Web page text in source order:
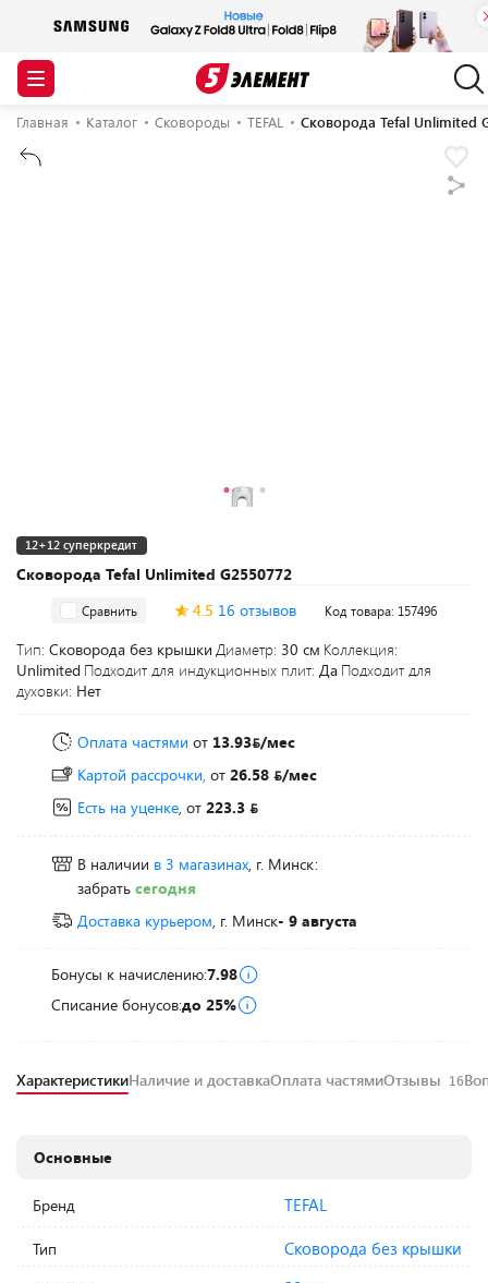
Главная Каталог Сковороды TEFAL Сковорода Tefal Unlimited
Сковорода Tefal Unlimited G2550772
12+12 суперкредит
Сравнить 4.5 16 отзывов Код товара: 157496
Тип: Сковорода без крышки Диаметр: 30 см Коллекция:
Unlimited Подходит для индукционных плит: Да Подходит для
духовки: Нет
Оплата частями от 13.93 /мес
Картой рассрочки, от 26.58
/мес
Есть на уценке, от 223.3
В наличии в 3 магазинах, г. Минск:
забрать сегодня
Доставка курьером, г. Минск- 9 августа
Бонусы к начислению:7.98
Списание бонусов:до 25%
ХарактеристикиНаличие и доставкаОплата частямиОтзывы 16
Основные
Бренд TEFAL
Тип Сковорода без крышки